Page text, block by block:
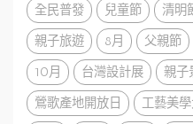
全民普發
兒童節 清明
親子旅遊
8月 父親節
10月
台灣設計展 親子
鶯歌產地開放日
工藝美